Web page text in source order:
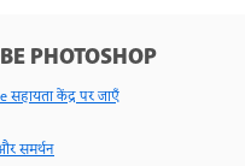
PHOTOSHOP
सहायता केंद्र पर जाएँ
समर्थन